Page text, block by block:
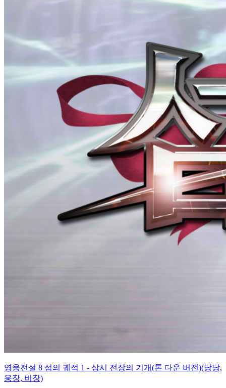
영웅전설 8 섬의 궤적 1 - 상시 전장의 기개(톤 다운 버전)(당당,
웅장, 비장)